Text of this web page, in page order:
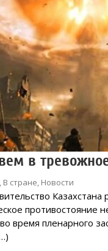
в
В стране Новости
противостояние
время пленарного